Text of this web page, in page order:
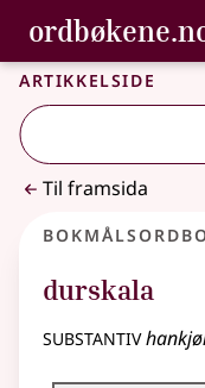
Gå til
Tilgjenge
Bokmålsordboka og
Artikkelside
Til framsida
durskala
substantiv